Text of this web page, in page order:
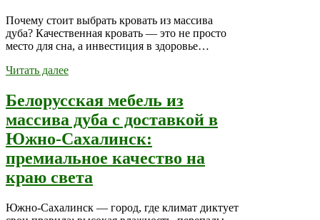
Почему стоит выбрать кровать из массива
дуба? Качественная кровать — это не просто
место для сна, а инвестиция в здоровье…
Читать далее
Белорусская мебель из
массива дуба с доставкой в
Южно-Сахалинск:
премиальное качество на
краю света
Южно-Сахалинск — город, где климат диктует